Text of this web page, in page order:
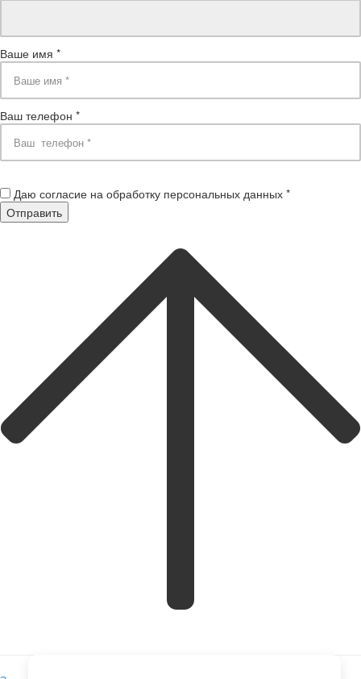
Ваше имя *
Ваш телефон *
Даю согласие на обработку персональных данных *